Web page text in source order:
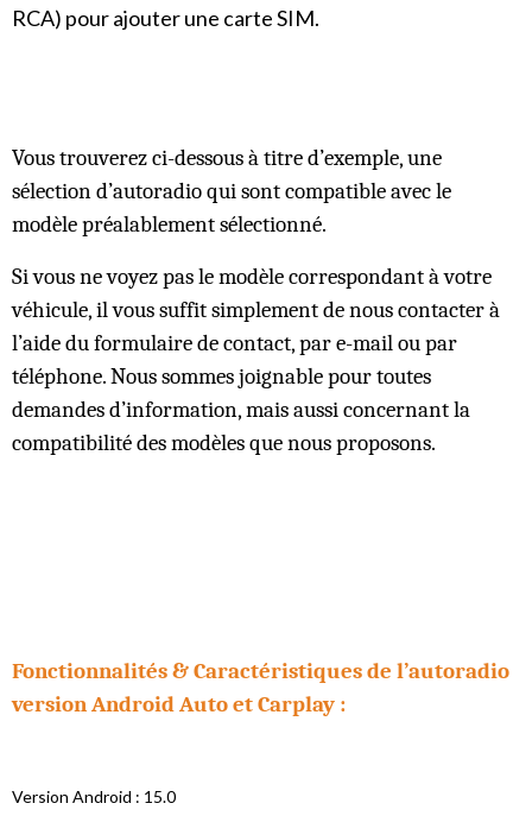
RCA) pour ajouter une carte SIM.
Vous trouverez ci-dessous à titre d’exemple, une
sélection d’autoradio qui sont compatible avec le
modèle préalablement sélectionné.
Si vous ne voyez pas le modèle correspondant à votre
véhicule, il vous suffit simplement de nous contacter à
l’aide du formulaire de contact, par e-mail ou par
téléphone. Nous sommes joignable pour toutes
demandes d’information, mais aussi concernant la
compatibilité des modèles que nous proposons.
Fonctionnalités & Caractéristiques de l’autoradio
version Android Auto et Carplay :
Version Android : 15.0